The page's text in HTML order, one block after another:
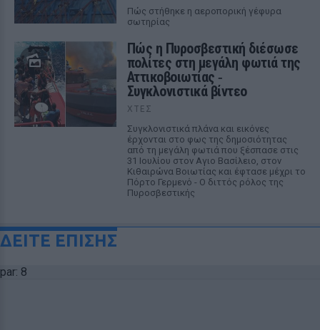
Πώς στήθηκε η αεροπορική γέφυρα
σωτηρίας
Πώς η Πυροσβεστική διέσωσε
πολίτες στη μεγάλη φωτιά της
Αττικοβοιωτίας ‑
Συγκλονιστικά βίντεο
ΧΤΕΣ
Συγκλονιστικά πλάνα και εικόνες
έρχονται στο φως της δημοσιότητας
από τη μεγάλη φωτιά που ξέσπασε στις
31 Ιουλίου στον Αγιο Βασίλειο, στον
Κιθαιρώνα Βοιωτίας και έφτασε μέχρι το
Πόρτο Γερμενό - Ο διττός ρόλος της
Πυροσβεστικής
ΔΕΙΤΕ ΕΠΙΣΗΣ
par: 8